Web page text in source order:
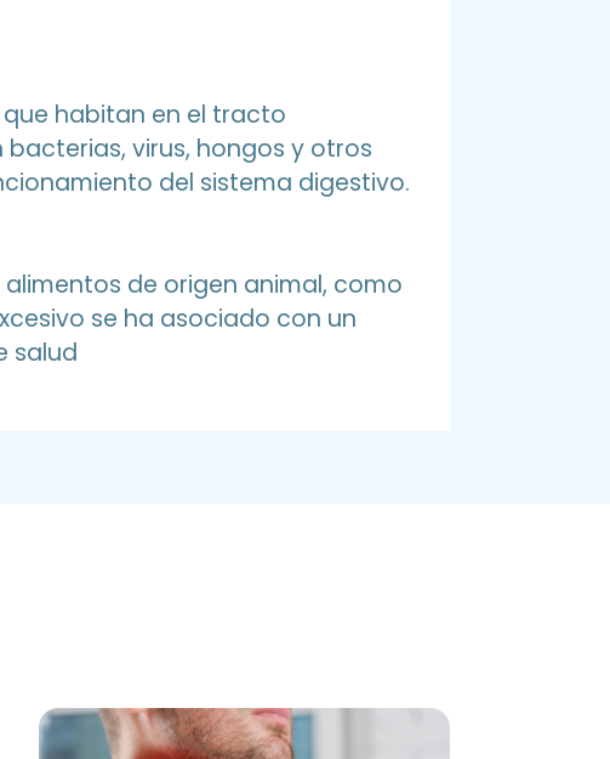
habitan en el tracto
virus, hongos y otros
del sistema digestivo.
de origen animal, como
se ha asociado con un
salud